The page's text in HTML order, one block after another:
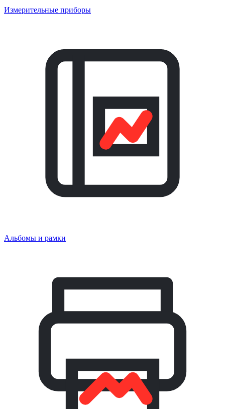
Измерительные приборы
Альбомы и рамки